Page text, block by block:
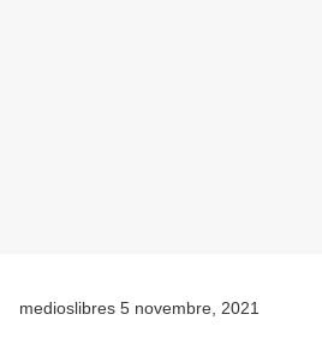
medioslibres 5 novembre, 2021